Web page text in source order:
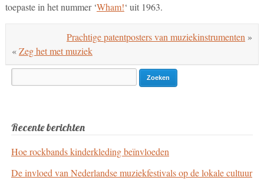
toepaste in het nummer ‘Wham!‘ uit 1963.
Prachtige patentposters van muziekinstrumenten »
«Zeg het met muziek
Search
for:
Recente berichten
Hoe rockbands kinderkleding beïnvloeden
De invloed van Nederlandse muziekfestivals op de lokale cultuur